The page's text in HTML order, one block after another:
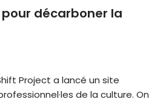
décarboner la
Project a lancé un site
de la culture. On